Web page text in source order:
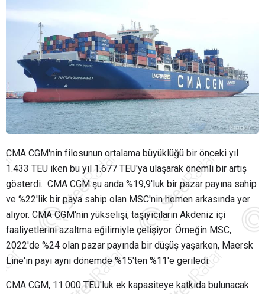
CMA CGM'nin filosunun ortalama büyüklüğü bir önceki yıl
1.433 TEU iken bu yıl 1.677 TEU'ya ulaşarak önemli bir artış
gösterdi. CMA CGM şu anda %19,9'luk bir pazar payına sahip
ve %22'lik bir paya sahip olan MSC'nin hemen arkasında yer
alıyor. CMA CGM'nin yükselişi, taşıyıcıların Akdeniz içi
faaliyetlerini azaltma eğilimiyle çelişiyor. Örneğin MSC,
2022'de %24 olan pazar payında bir düşüş yaşarken, Maersk
Line'ın payı aynı dönemde %15'ten %11'e geriledi.
CMA CGM, 11.000 TEU'luk ek kapasiteye katkıda bulunacak